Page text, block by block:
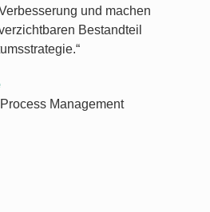
und machen
Bestandteil
Management